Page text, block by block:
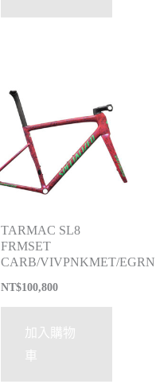
TARMAC SL8
FRMSET
CARB/VIVPNKMET/EGRN
NT$100,800
加入購物
車